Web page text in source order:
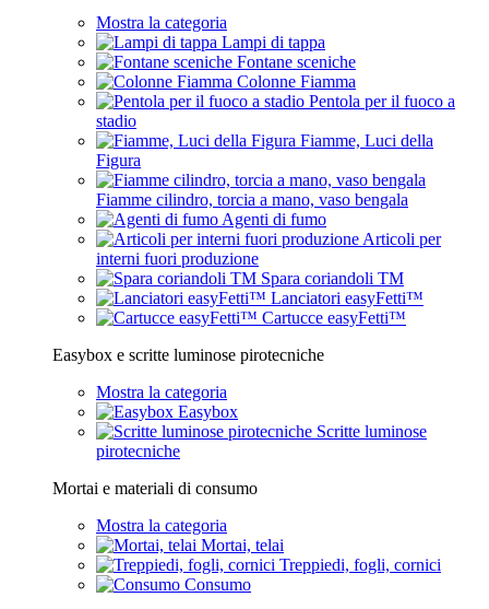
Mostra la categoria
Lampi di tappa
Fontane sceniche
Colonne Fiamma
Pentola per il fuoco a
stadio
Fiamme, Luci della
Figura
Fiamme cilindro, torcia a mano, vaso bengala
Agenti di fumo
Articoli per
interni fuori produzione
Spara coriandoli TM
Lanciatori easyFetti™
Cartucce easyFetti™
Easybox e scritte luminose pirotecniche
Mostra la categoria
Easybox
Scritte luminose
pirotecniche
Mortai e materiali di consumo
Mostra la categoria
Mortai, telai
Treppiedi, fogli, cornici
Consumo